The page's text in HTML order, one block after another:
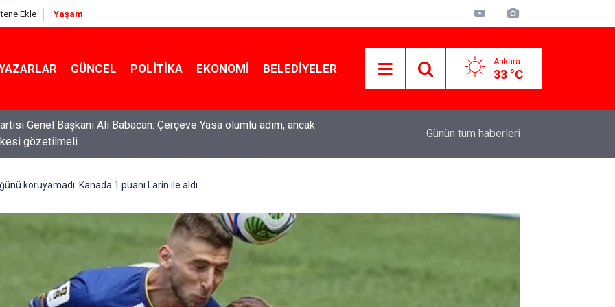
Ekle Yaşam
GÜNCEL POLITIKA EKONOMI BELEDIYELER Ankara
33 °C
Genel Başkanı Ali Babacan: Çerçeve Yasa olumlu adım, ancak
gözetilmeli
Genel Başkanı Özgür Özel: “Şehit ailelerinin, gazilerin yanına
gözüne bakamayacağımız işlerin içinde olmayız”
operasyon geliyor!
Günün tüm haberleri
koruyamadı: Kanada 1 puanı Larin ile aldı